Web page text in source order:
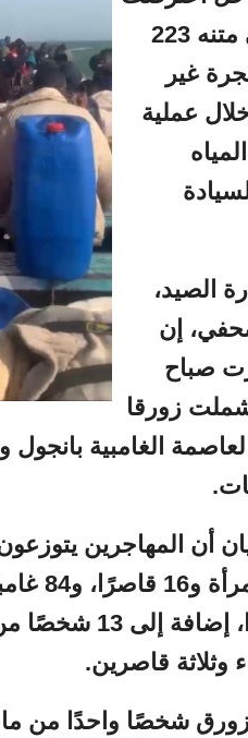
زورقًا على متنه 223
غير
عملية
الصيد،
إن
صباح
زورقا
الغامبية
بينهم
و16 قاصرًا،
قاصرين.
شخصًا واحدًا من